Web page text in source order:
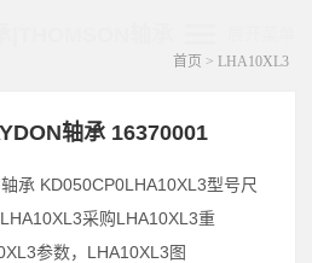
首页 > LHA10XL3
轴承 16370001
承 KD050CP0LHA10XL3型号尺
采购LHA10XL3重
参数，LHA10XL3图